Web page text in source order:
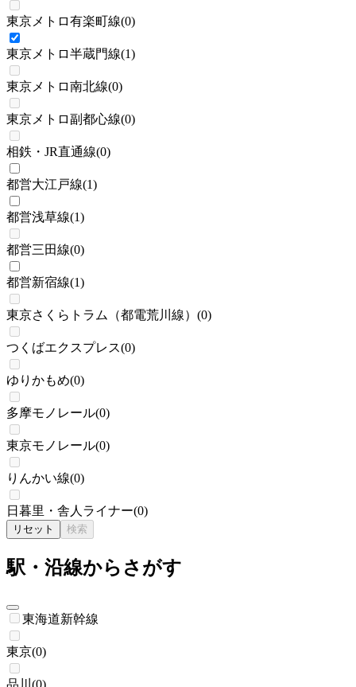
東京メトロ有楽町線(0)
東京メトロ半蔵門線(1)
東京メトロ南北線(0)
東京メトロ副都心線(0)
相鉄・JR直通線(0)
都営大江戸線(1)
都営浅草線(1)
都営三田線(0)
都営新宿線(1)
東京さくらトラム（都電荒川線） (0)
つくばエクスプレス(0)
ゆりかもめ(0)
多摩モノレール(0)
東京モノレール(0)
りんかい線(0)
日暮里・舎人ライナー(0)
リセット 検索
駅・沿線からさがす
東海道新幹線
東京(0)